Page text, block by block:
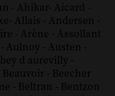
- Ahikar- Aicard -
- Allais - Andersen -
- Arène - Assollant
- Aulnoy - Austen -
d aurevilly -
Beauvoir - Beecher
- Beltran - Bentzon